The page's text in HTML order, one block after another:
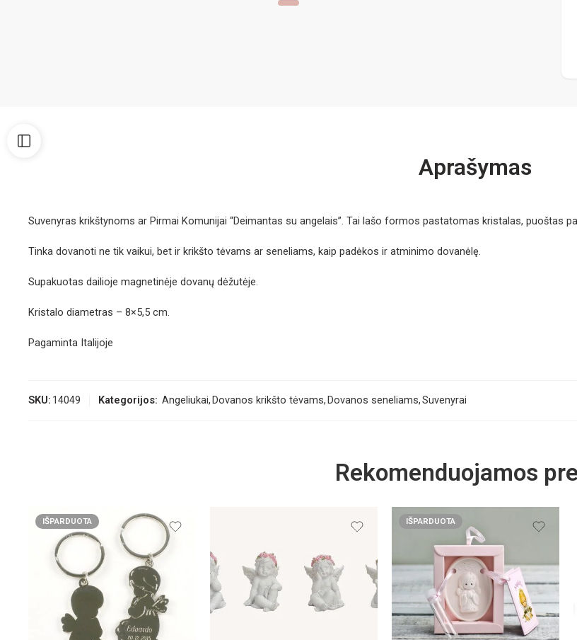
Aprašymas
Suvenyras krikštynoms ar Pirmai Komunijai “Deimantas su angelais”. Tai lašo formos pastatomas kristalas, puoštas
Tinka dovanoti ne tik vaikui, bet ir krikšto tėvams ar seneliams, kaip padėkos ir atminimo dovanėlę.
Supakuotas dailioje magnetinėje dovanų dėžutėje.
Kristalo diametras – 8×5,5 cm.
Pagaminta Italijoje
SKU: 14049 Kategorijos: Angeliukai, Dovanos krikšto tėvams, Dovanos seneliams,Suvenyrai
Rekomenduojamos
IŠPARDUOTA IŠPARDUOTA